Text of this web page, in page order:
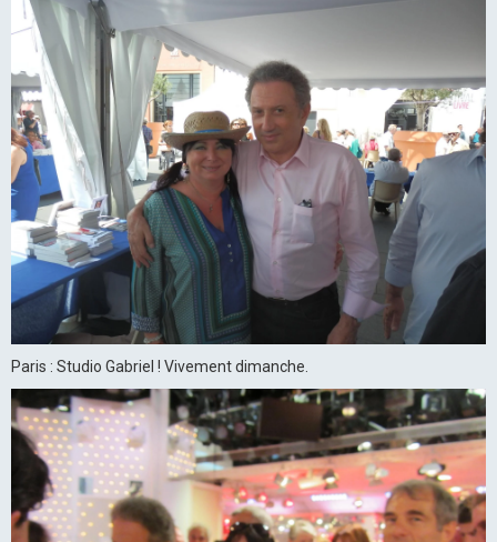
Paris : Studio Gabriel ! Vivement dimanche.